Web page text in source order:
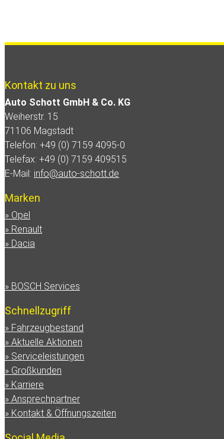
Kontakt zu uns
Auto Schott GmbH & Co. KG
Weiherstr. 15
71106 Magstadt
Telefon: +49 (0) 7159 4095-0
Telefax: +49 (0) 7159 409515
E-Mail: info@auto-schott.de
Marken
Opel
Renault
Dacia
BOSCH Services
Schnellzugriff
Fahrzeugbestand
Aktuelle Aktionen
Serviceleistungen
Großkunden
Karriere
Ansprechpartner
Kontakt & Öffnungszeiten